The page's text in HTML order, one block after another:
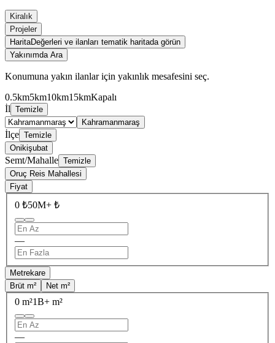
Kiralık
Projeler
HaritaDeğerleri ve ilanları tematik haritada görün
Yakınımda Ara
Konumuna yakın ilanlar için yakınlık mesafesini seç.
0.5km5km10km15kmKapalı
İl Temizle
Kahramanmaraş
İlçe Temizle
Onikişubat
Semt/Mahalle Temizle
Oruç Reis Mahallesi
Fiyat
0 ₺50M+ ₺
—
Metrekare
Brüt m²
Net m²
0 m²1B+ m²
—